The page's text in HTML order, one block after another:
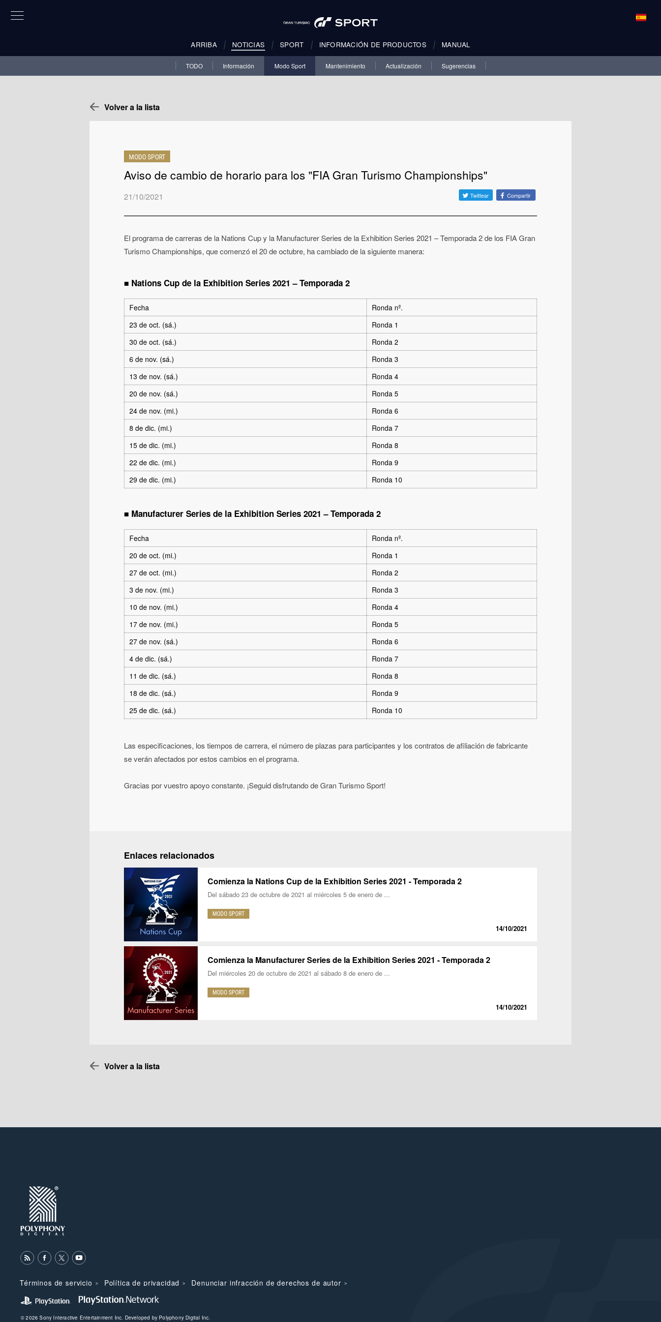
ARRIBA NOTICIAS SPORT INFORMACIÓN DE PRODUCTOS MANUAL
TODO Información Modo Sport Mantenimiento Actualización Sugerencias
Volver a la lista
MODO SPORT
Aviso de cambio de horario para los "FIA Gran Turismo Championships"
21/10/2021 Twittear Compartir
El programa de carreras de la Nations Cup y la Manufacturer Series de la Exhibition Series 2021 – Temporada 2 de los FIA Gran
Turismo Championships, que comenzó el 20 de octubre, ha cambiado de la siguiente manera:
■ Nations Cup de la Exhibition Series 2021 – Temporada 2
Fecha
Ronda nº.
23 de oct. (sá.)
Ronda 1
30 de oct. (sá.)
Ronda 2
6 de nov. (sá.)
Ronda 3
13 de nov. (sá.)
Ronda 4
20 de nov. (sá.)
Ronda 5
24 de nov. (mi.)
Ronda 6
8 de dic. (mi.)
Ronda 7
15 de dic. (mi.)
Ronda 8
22 de dic. (mi.)
Ronda 9
29 de dic. (mi.)
Ronda 10
■ Manufacturer Series de la Exhibition Series 2021 – Temporada 2
Fecha
Ronda nº.
20 de oct. (mi.)
Ronda 1
27 de oct. (mi.)
Ronda 2
3 de nov. (mi.)
Ronda 3
10 de nov. (mi.)
Ronda 4
17 de nov. (mi.)
Ronda 5
27 de nov. (sá.)
Ronda 6
4 de dic. (sá.)
Ronda 7
11 de dic. (sá.)
Ronda 8
18 de dic. (sá.)
Ronda 9
25 de dic. (sá.)
Ronda 10
Las especificaciones, los tiempos de carrera, el número de plazas para participantes y los contratos de afiliación de fabricante
se verán afectados por estos cambios en el programa.
Gracias por vuestro apoyo constante. ¡Seguid disfrutando de Gran Turismo Sport!
Enlaces relacionados
Comienza la Nations Cup de la Exhibition Series 2021 - Temporada 2
Del sábado 23 de octubre de 2021 al miércoles 5 de enero de ...
MODO SPORT
14/10/2021
Comienza la Manufacturer Series de la Exhibition Series 2021 - Temporada 2
Del miércoles 20 de octubre de 2021 al sábado 8 de enero de ...
MODO SPORT
14/10/2021
Volver a la lista
Términos de servicio Política de privacidad Denunciar infracción de derechos de autor
© 2026 Sony Interactive Entertainment Inc. Developed by Polyphony Digital Inc.